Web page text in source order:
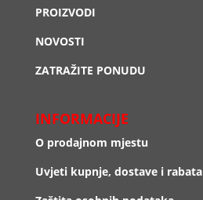
PROIZVODI
NOVOSTI
ZATRAŽITE PONUDU
INFORMACIJE
O prodajnom mjestu
Uvjeti kupnje, dostave i rabata